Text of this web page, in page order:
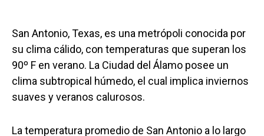
San Antonio, Texas, es una metrópoli conocida por
su clima cálido, con temperaturas que superan los
90º F en verano. La Ciudad del Álamo posee un
clima subtropical húmedo, el cual implica inviernos
suaves y veranos calurosos.
La temperatura promedio de San Antonio a lo largo